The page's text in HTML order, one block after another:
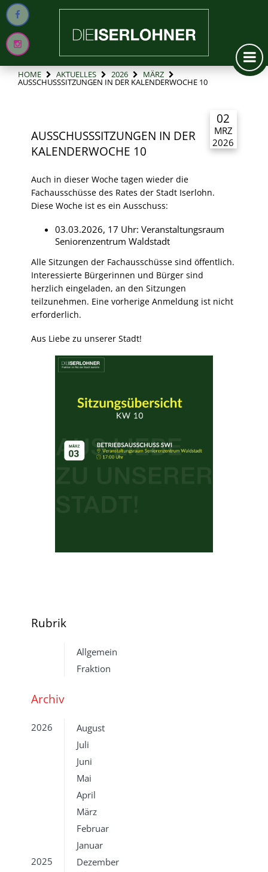
HOME AKTUELLES 2026 MÄRZ
AUSSCHUSSSITZUNGEN IN DER KALENDERWOCHE 10
02
MRZ
2026
AUSSCHUSSSITZUNGEN IN DER
KALENDERWOCHE 10
Auch in dieser Woche tagen wieder die
Fachausschüsse des Rates der Stadt Iserlohn.
Diese Woche ist es ein Ausschuss:
03.03.2026, 17 Uhr: Veranstaltungsraum
Seniorenzentrum Waldstadt
Alle Sitzungen der Fachausschüsse sind öffentlich.
Interessierte Bürgerinnen und Bürger sind
herzlich eingeladen, an den Sitzungen
teilzunehmen. Eine vorherige Anmeldung ist nicht
erforderlich.
Aus Liebe zu unserer Stadt!
Rubrik
Allgemein
Fraktion
Archiv
2026
August
Juli
Juni
Mai
April
März
Februar
Januar
2025
Dezember